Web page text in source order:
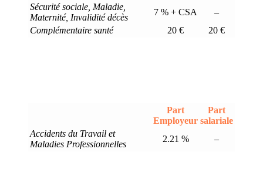
Sécurité sociale, Maladie,
Maternité, Invalidité décès
7 % + CSA
–
Complémentaire santé
20 € 20 €
Part
Employeur
Part
salariale
Accidents du Travail et
Maladies Professionnelles
2.21 % –